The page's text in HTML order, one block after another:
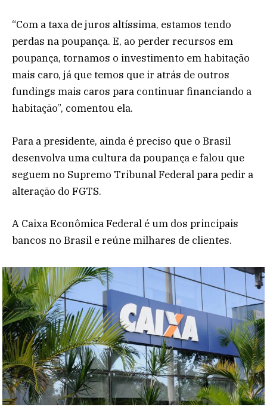
“Com a taxa de juros altíssima, estamos tendo
perdas na poupança. E, ao perder recursos em
poupança, tornamos o investimento em habitação
mais caro, já que temos que ir atrás de outros
fundings mais caros para continuar financiando a
habitação”, comentou ela.
Para a presidente, ainda é preciso que o Brasil
desenvolva uma cultura da poupança e falou que
seguem no Supremo Tribunal Federal para pedir a
alteração do FGTS.
A Caixa Econômica Federal é um dos principais
bancos no Brasil e reúne milhares de clientes.